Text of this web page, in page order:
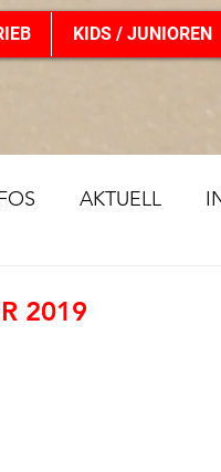
KIDS / JUNIOREN
AKTUELL
2019